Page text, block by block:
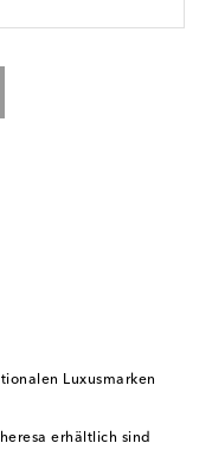
Luxusmarken
erhältlich sind